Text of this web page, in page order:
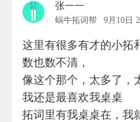
张一一
蜗牛拓词帮 9月10日
这里有很多有才的小拓
数也数不清，
像这个那个，太多了，
我还是最喜欢我桌桌
拓词里有我桌桌在，我